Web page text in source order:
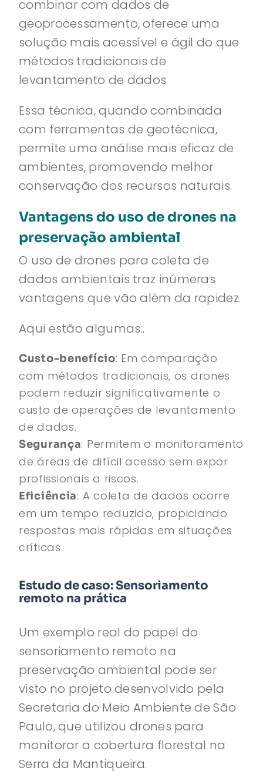
combinar com dados de
geoprocessamento, oferece uma
solução mais acessível e ágil do que
métodos tradicionais de
levantamento de dados.
Essa técnica, quando combinada
com ferramentas de geotécnica,
permite uma análise mais eficaz de
ambientes, promovendo melhor
conservação dos recursos naturais.
Vantagens do uso de drones na
preservação ambiental
O uso de drones para coleta de
dados ambientais traz inúmeras
vantagens que vão além da rapidez.
Aqui estão algumas:.
Custo-benefício: Em comparação
com métodos tradicionais, os drones
podem reduzir significativamente o
custo de operações de levantamento
de dados.
Segurança: Permitem o monitoramento
de áreas de difícil acesso sem expor
profissionais a riscos.
Eficiência: A coleta de dados ocorre
em um tempo reduzido, propiciando
respostas mais rápidas em situações
críticas.
Estudo de caso: Sensoriamento
remoto na prática
Um exemplo real do papel do
sensoriamento remoto na
preservação ambiental pode ser
visto no projeto desenvolvido pela
Secretaria do Meio Ambiente de São
Paulo, que utilizou drones para
monitorar a cobertura florestal na
Serra da Mantiqueira.